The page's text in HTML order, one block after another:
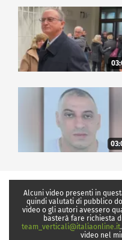
Alcuni video presenti in
quindi valutati di pubblico
video o gli autori avessero
basterà fare richiesta
team_verticali@italiaonline.it
video nel